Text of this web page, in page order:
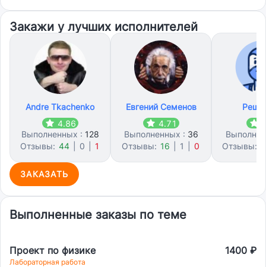
Закажи у лучших исполнителей
Andre Tkachenko
4.86
Выполненных : 128
Отзывы: 44 0 1
Евгений Семенов
4.71
Выполненных : 36
Отзывы: 16 1 0
Отзывы:
ЗАКАЗАТЬ
Выполненные заказы по теме
Проект по физике 1400 ₽
Лабораторная работа